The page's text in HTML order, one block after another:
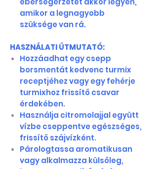
amikor a legnagyobb
szüksége van rá.
HASZNÁLATI ÚTMUTATÓ:
Hozzáadhat egy csepp
borsmentát kedvenc turmix
receptjéhez vagy egy fehérje
turmixhoz frissítő csavar
érdekében.
Használja citromolajjal együtt
vízbe cseppentve egészséges,
frissítő szájvízként.
Párologtassa aromatikusan
vagy alkalmazza külsőleg,